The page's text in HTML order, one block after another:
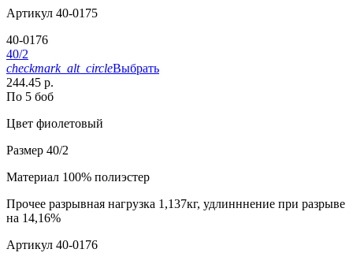
Артикул 40-0175
40-0176
40/2
checkmark_alt_circleВыбрать
244.45 р.
По 5 боб
Цвет фиолетовый
Размер 40/2
Материал 100% полиэстер
Прочее разрывная нагрузка 1,137кг, удлинннение при разрыве
на 14,16%
Артикул 40-0176